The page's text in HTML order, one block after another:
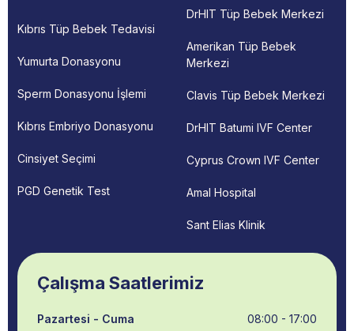
Kıbrıs Tüp Bebek Tedavisi
Yumurta Donasyonu
Sperm Donasyonu İşlemi
Kıbrıs Embriyo Donasyonu
Cinsiyet Seçimi
PGD Genetik Test
DrHIT Tüp Bebek Merkezi
Amerikan Tüp Bebek
Merkezi
Clavis Tüp Bebek Merkezi
DrHIT Batumi IVF Center
Cyprus Crown IVF Center
Amal Hospital
Sant Elias Klinik
Çalışma Saatlerimiz
Pazartesi - Cuma 08:00 - 17:00